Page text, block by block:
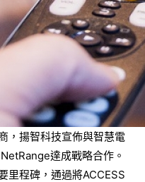
，揚智科技宣佈與智慧電
達成戰略合作。
里程碑，通過將ACCESS